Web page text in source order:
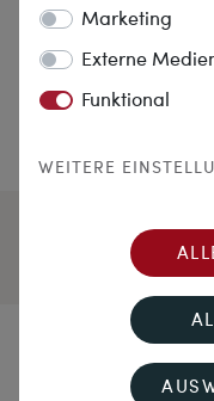
Marketing
Externe
Funktional
WEITERE